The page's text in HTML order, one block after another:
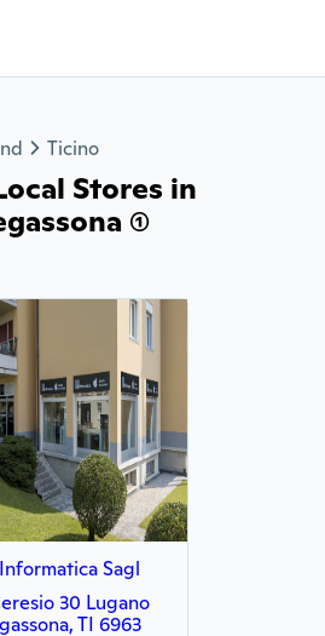
Ticino
Stores in
(1)
Sagl
30 Lugano
TI 6963